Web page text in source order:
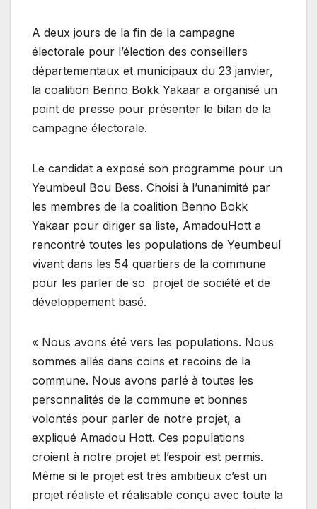
A deux jours de la fin de la campagne
électorale pour l’élection des conseillers
départementaux et municipaux du 23 janvier,
la coalition Benno Bokk Yakaar a organisé un
point de presse pour présenter le bilan de la
campagne électorale.
Le candidat a exposé son programme pour un
Yeumbeul Bou Bess. Choisi à l’unanimité par
les membres de la coalition Benno Bokk
Yakaar pour diriger sa liste, AmadouHott a
rencontré toutes les populations de Yeumbeul
vivant dans les 54 quartiers de la commune
pour les parler de so projet de société et de
développement basé.
« Nous avons été vers les populations. Nous
sommes allés dans coins et recoins de la
commune. Nous avons parlé à toutes les
personnalités de la commune et bonnes
volontés pour parler de notre projet, a
expliqué Amadou Hott. Ces populations
croient à notre projet et l’espoir est permis.
Même si le projet est très ambitieux c’est un
projet réaliste et réalisable conçu avec toute la